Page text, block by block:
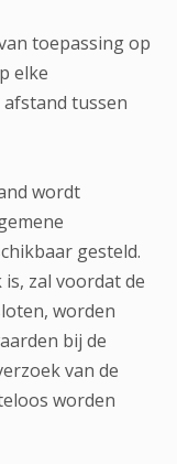
toepassing op
elke
tussen
wordt
gesteld.
zal voordat de
worden
bij de
van de
worden